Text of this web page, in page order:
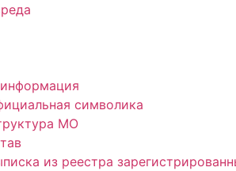
символика
МО
из реестра